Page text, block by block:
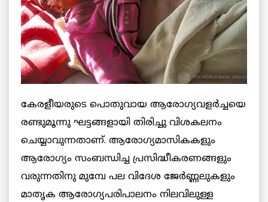
കേരളീയരുടെ പൊതുവായ ആരോഗ്യവളര്‍ച്ചയെ
രണ്ടുമൂന്നു ഘട്ടങ്ങളായി തിരിച്ചു വിശകലനം
ചെയ്യാവുന്നതാണ്. ആരോഗ്യമാസികകളും
ആരോഗ്യം സംബന്ധിച്ച പ്രസിദ്ധീകരണങ്ങളും
വരുന്നതിനു മുമ്പേ പല വിദേശ ജേര്‍ണ്ണലുകളും
മാതൃക ആരോഗ്യപരിപാലനം നിലവിലുള്ള